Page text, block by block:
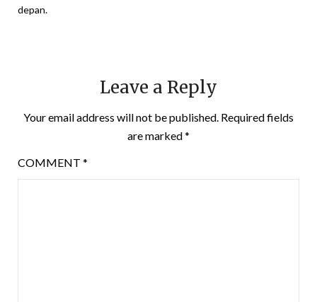
depan.
Leave a Reply
Your email address will not be published. Required fields
are marked*
COMMENT *